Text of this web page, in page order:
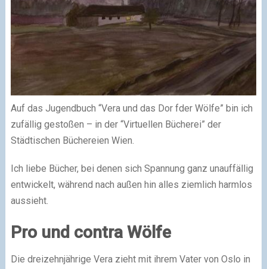
Auf das Jugendbuch “Vera und das Dor fder Wölfe” bin ich
zufällig gestoßen – in der “Virtuellen Bücherei” der
Städtischen Büchereien Wien.
Ich liebe Bücher, bei denen sich Spannung ganz unauffällig
entwickelt, während nach außen hin alles ziemlich harmlos
aussieht.
Pro und contra Wölfe
Die dreizehnjährige Vera zieht mit ihrem Vater von Oslo in